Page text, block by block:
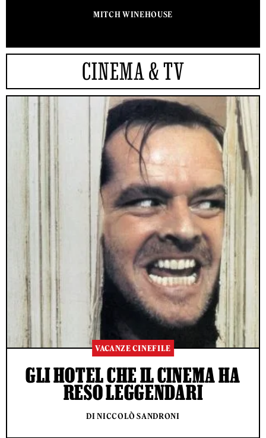
MITCH WINEHOUSE
CINEMA & TV
VACANZE CINEFILE
GLI HOTEL CHE IL CINEMA HA
RESO LEGGENDARI
DI NICCOLÒ SANDRONI